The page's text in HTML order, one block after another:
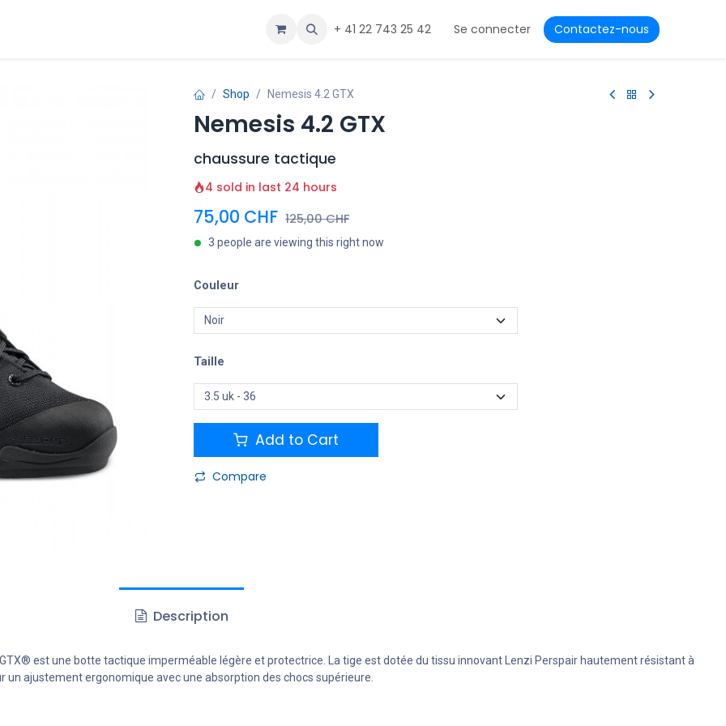
+ 41 22 743 25 42 Se connecter Contactez-nous
Shop Nemesis 4.2 GTX
Nemesis 4.2 GTX
chaussure tactique
4 sold in last 24 hours
75,00 CHF 125,00CHF
3 people are viewing this right now
Couleur
Taille
Add to Cart
Compare
Description
est une botte tactique imperméable légère et protectrice. La tige est dotée du tissu innovant Lenzi Perspair hautement résistant à
ajustement ergonomique avec une absorption des chocs supérieure.